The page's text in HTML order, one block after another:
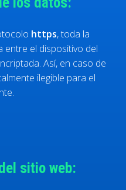
https, toda la
entre el dispositivo del
Así, en caso de
ilegible para el
sitio web: